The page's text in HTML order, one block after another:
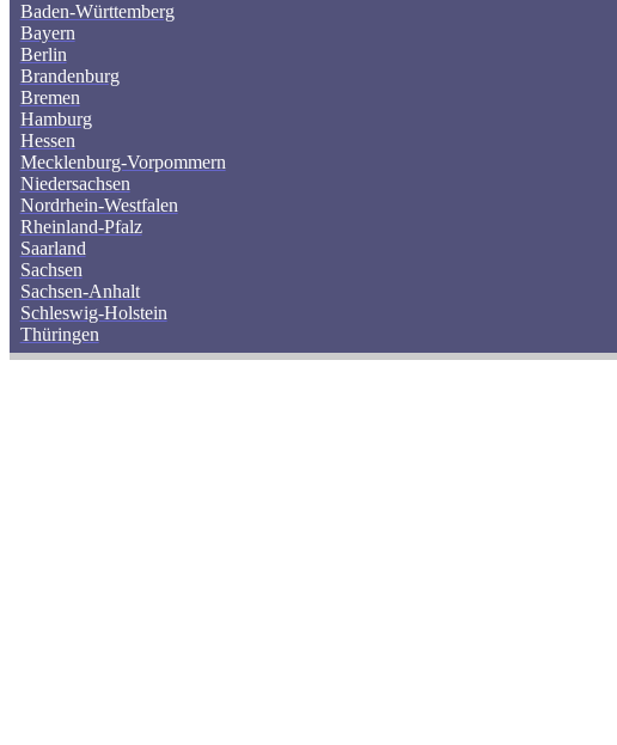
Baden-Württemberg
Bayern
Berlin
Brandenburg
Bremen
Hamburg
Hessen
Mecklenburg-Vorpommern
Niedersachsen
Nordrhein-Westfalen
Rheinland-Pfalz
Saarland
Sachsen
Sachsen-Anhalt
Schleswig-Holstein
Thüringen